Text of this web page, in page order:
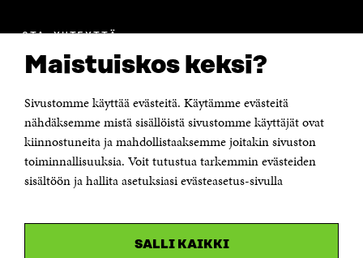
Maistuiskos keksi?
Sivustomme käyttää evästeitä. Käytämme evästeitä
nähdäksemme mistä sisällöistä sivustomme käyttäjät ovat
kiinnostuneita ja mahdollistaaksemme joitakin sivuston
toiminnallisuuksia. Voit tutustua tarkemmin evästeiden
sisältöön ja hallita asetuksiasi evästeasetus-sivulla
SALLI KAIKKI
OTA YHTEYTTÄ
Itämerenkatu 11-13, PL 160,
00181 Helsinki
Puhelin +358 294 618 991
Sähköpostiosoite
Saapumisohjeet
Y-tunnus 0202132-3